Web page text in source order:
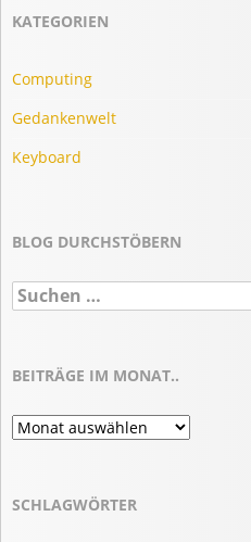
KATEGORIEN
Computing
Gedankenwelt
Keyboard
BLOG DURCHSTÖBERN
Suchen
nach:
BEITRÄGE IM MONAT..
Beiträge
im
SCHLAGWÖRTER